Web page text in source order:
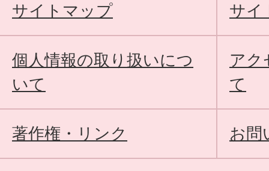
サイトマップ サイ
個人情報の取り扱いにつ
いて
アク
て
著作権・リンク お問